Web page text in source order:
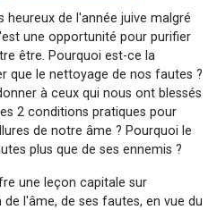
heureux de l'année juive malgré
une opportunité pour purifier
être. Pourquoi est-ce la
que le nettoyage de nos fautes ?
à ceux qui nous ont blessés
2 conditions pratiques pour
de notre âme ? Pourquoi le
plus que de ses ennemis ?
une leçon capitale sur
l'âme, de ses fautes, en vue du